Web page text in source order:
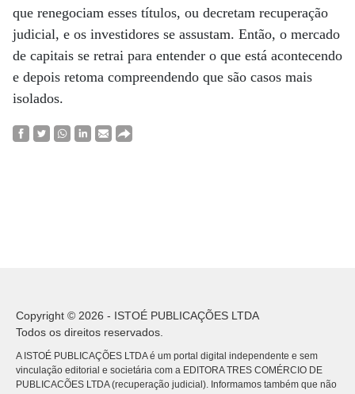
que renegociam esses títulos, ou decretam recuperação
judicial, e os investidores se assustam. Então, o mercado
de capitais se retrai para entender o que está acontecendo
e depois retoma compreendendo que são casos mais
isolados.
Copyright © 2026 - ISTOÉ PUBLICAÇÕES LTDA
Todos os direitos reservados.
A ISTOÉ PUBLICAÇÕES LTDA é um portal digital independente e sem
vinculação editorial e societária com a EDITORA TRES COMÉRCIO DE
PUBLICACÕES LTDA (recuperação judicial). Informamos também que não